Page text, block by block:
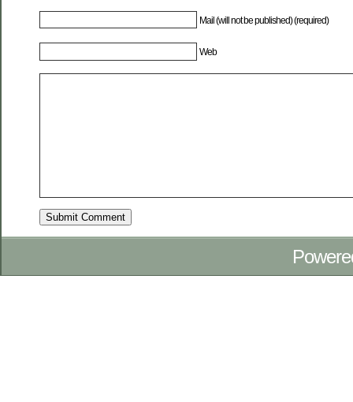
Mail (will not be published) (required)
Web